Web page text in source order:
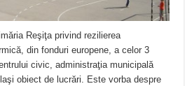
Reşiţa privind rezilierea
din fonduri europene, a celor 3
civic, administraţia municipală
obiect de lucrări. Este vorba despre